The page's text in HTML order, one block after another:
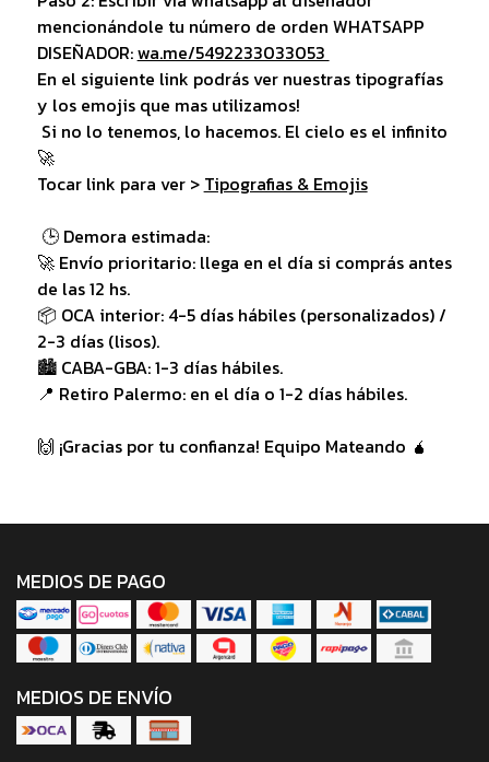
mencionándole tu número de orden WHATSAPP
DISEÑADOR:wa.me/5492233033053
En el siguiente link podrás ver nuestras tipografías
y los emojis que mas utilizamos!
Si no lo tenemos, lo hacemos. El cielo es el infinito
🚀
Tocar link para ver > Tipografias & Emojis
🕒 Demora estimada:
🚀 Envío prioritario: llega en el día si comprás antes
de las 12 hs.
📦 OCA interior: 4-5 días hábiles (personalizados) /
2-3 días (lisos).
🏙️ CABA-GBA: 1-3 días hábiles.
📍 Retiro Palermo: en el día o 1-2 días hábiles.
🙌 ¡Gracias por tu confianza! Equipo Mateando 🧉
MEDIOS DE PAGO
MEDIOS DE ENVÍO